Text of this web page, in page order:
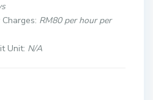
RM80 per hour per
Unit: N/A